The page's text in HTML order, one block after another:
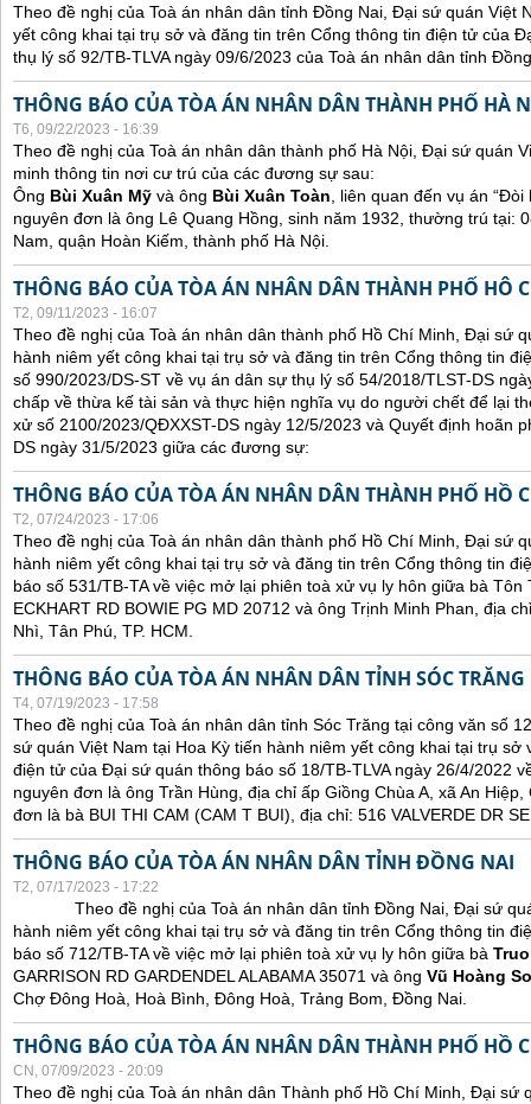
Theo đề nghị của Toà án nhân dân tỉnh Đồng Nai, Đại sứ quán Việt
yết công khai tại trụ sở và đăng tin trên Cổng thông tin điện tử của
thụ lý số 92/TB-TLVA ngày 09/6/2023 của Toà án nhân dân tỉnh
THÔNG BÁO CỦA TÒA ÁN NHÂN DÂN THÀNH PHỐ HÀ
T6, 09/22/2023 - 16:39
Theo đề nghị của Toà án nhân dân thành phố Hà Nội, Đại sứ quán
minh thông tin nơi cư trú của các đương sự sau:
Ông Bùi Xuân Mỹ và ông Bùi Xuân Toàn , liên quan đến vụ án
nguyên đơn là ông Lê Quang Hồng, sinh năm 1932, thường trú tại:
Nam, quận Hoàn Kiếm, thành phố Hà Nội.
THÔNG BÁO CỦA TÒA ÁN NHÂN DÂN THÀNH PHỐ HÔ
T2, 09/11/2023 - 16:07
Theo đề nghị của Toà án nhân dân thành phố Hồ Chí Minh, Đại sứ
hành niêm yết công khai tại trụ sở và đăng tin trên Cổng thông tin
số 990/2023/DS-ST về vụ án dân sự thụ lý số 54/2018/TLST-DS
chấp về thừa kế tài sản và thực hiện nghĩa vụ do người chết để lại
xử số 2100/2023/QĐXXST-DS ngày 12/5/2023 và Quyết định hoãn
DS ngày 31/5/2023 giữa các đương sự:
THÔNG BÁO CỦA TÒA ÁN NHÂN DÂN THÀNH PHỐ HỒ
T2, 07/24/2023 - 17:06
Theo đề nghị của Toà án nhân dân thành phố Hồ Chí Minh, Đại sứ
hành niêm yết công khai tại trụ sở và đăng tin trên Cổng thông tin
báo số 531/TB-TA về việc mở lại phiên toà xử vụ ly hôn giữa bà Tôn
ECKHART RD BOWIE PG MD 20712 và ông Trịnh Minh Phan, địa
Nhì, Tân Phú, TP. HCM.
THÔNG BÁO CỦA TÒA ÁN NHÂN DÂN TỈNH SÓC TRĂNG
T4, 07/19/2023 - 17:58
Theo đề nghị của Toà án nhân dân tỉnh Sóc Trăng tại công văn số
sứ quán Việt Nam tại Hoa Kỳ tiến hành niêm yết công khai tại trụ sở
điện tử của Đại sứ quán thông báo số 18/TB-TLVA ngày 26/4/2022
nguyên đơn là ông Trần Hùng, địa chỉ ấp Giồng Chùa A, xã An
đơn là bà BUI THI CAM (CAM T BUI), địa chỉ: 516 VALVERDE DR
THÔNG BÁO CỦA TÒA ÁN NHÂN DÂN TỈNH ĐỒNG NAI
T2, 07/17/2023 - 17:22
Theo đề nghị của Toà án nhân dân tỉnh Đồng Nai, Đại sứ
hành niêm yết công khai tại trụ sở và đăng tin trên Cổng thông tin
báo số 712/TB-TA về việc mở lại phiên toà xử vụ ly hôn giữa bà
GARRISON RD GARDENDEL ALABAMA 35071 và ông Vũ Hoàng
Chợ Đông Hoà, Hoà Bình, Đông Hoà, Trảng Bom, Đồng Nai.
THÔNG BÁO CỦA TÒA ÁN NHÂN DÂN THÀNH PHỐ HỒ
CN, 07/09/2023 - 20:09
Theo đề nghị của Toà án nhân dân Thành phố Hồ Chí Minh, Đại sứ